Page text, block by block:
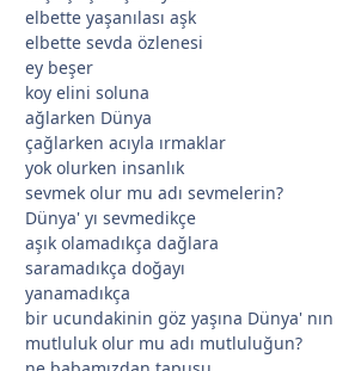
elbette yaşanılası aşk
elbette sevda özlenesi
ey beşer
koy elini soluna
ağlarken Dünya
çağlarken acıyla ırmaklar
yok olurken insanlık
sevmek olur mu adı sevmelerin?
Dünya' yı sevmedikçe
aşık olamadıkça dağlara
saramadıkça doğayı
yanamadıkça
bir ucundakinin göz yaşına Dünya' nın
mutluluk olur mu adı mutluluğun?